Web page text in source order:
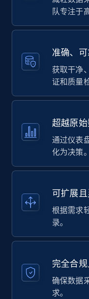
队专注于
准确、
获取干净
证和质量
超越原
通过仪表
化为决策。
可扩展
根据需求
录。
完全合
确保数据
求。